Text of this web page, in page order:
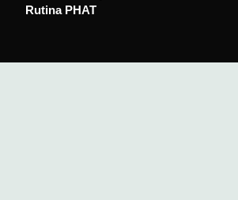
Rutina PHAT